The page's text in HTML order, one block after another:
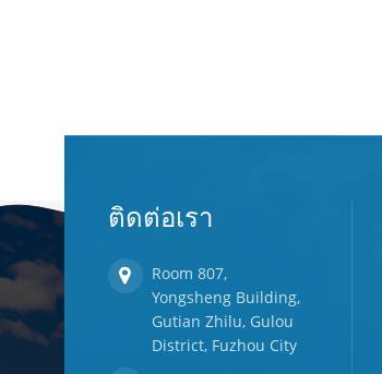
ติดต่อเรา
Room 807,
Yongsheng Building,
Gutian Zhilu, Gulou
District, Fuzhou City